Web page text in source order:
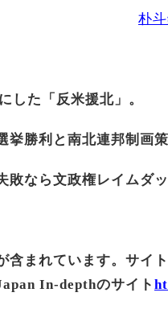
朴
した「反米援北」。
挙勝利と南北連邦制画策
敗なら文政権レイムダッ
含まれています。サイ
In-depthのサイト